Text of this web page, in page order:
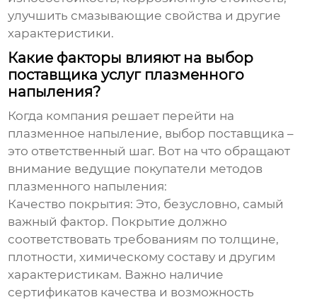
улучшить смазывающие свойства и другие
характеристики.
Какие факторы влияют на выбор
поставщика услуг плазменного
напыления?
Когда компания решает перейти на
плазменное напыление, выбор поставщика –
это ответственный шаг. Вот на что обращают
внимание ведущие покупатели методов
плазменного напыления:
Качество покрытия: Это, безусловно, самый
важный фактор. Покрытие должно
соответствовать требованиям по толщине,
плотности, химическому составу и другим
характеристикам. Важно наличие
сертификатов качества и возможность